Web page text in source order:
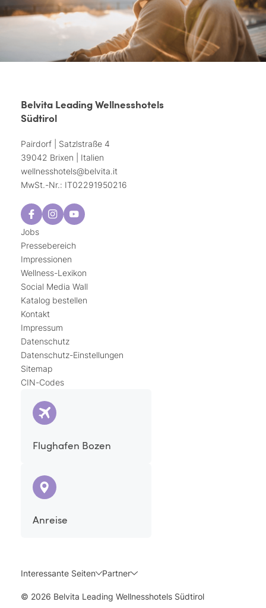
Belvita Leading Wellnesshotels
Südtirol
Pairdorf | Satzlstraße 4
39042 Brixen | Italien
wellnesshotels@belvita.it
MwSt.-Nr.: IT02291950216
Jobs
Pressebereich
Impressionen
Wellness-Lexikon
Social Media Wall
Katalog bestellen
Kontakt
Impressum
Datenschutz
Datenschutz-Einstellungen
Sitemap
CIN-Codes
Flughafen Bozen
Anreise
Interessante Seiten Partner
© 2026 Belvita Leading Wellnesshotels Südtirol